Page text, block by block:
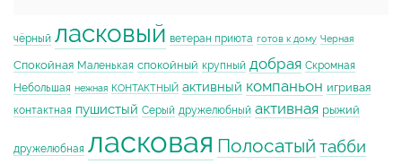
чёрный ласковый ветеран приюта готов к дому Черная
Спокойная Маленькая спокойный крупный добрая Скромная
Небольшая нежная КОНТАКТНЫЙ активный компаньон игривая
контактная пушистый Серый дружелюбный активная рыжий
дружелюбная ласковая Полосатый табби